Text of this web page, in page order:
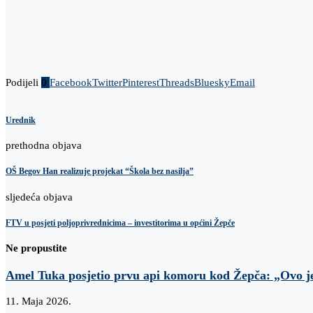
Podijeli 0 FacebookTwitterPinterestThreadsBlueskyEmail
Urednik
prethodna objava
OŠ Begov Han realizuje projekat “Škola bez nasilja”
sljedeća objava
FTV u posjeti poljoprivrednicima – investitorima u općini Žepče
Ne propustite
Amel Tuka posjetio prvu api komoru kod Žepča: „Ovo
11. Maja 2026.